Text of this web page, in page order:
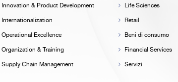
Innovation & Product Development
Internationalization
Operational Excellence
Organization & Training
Supply Chain Management
Life Sciences
Retail
Beni di consumo
Financial Services
Servizi